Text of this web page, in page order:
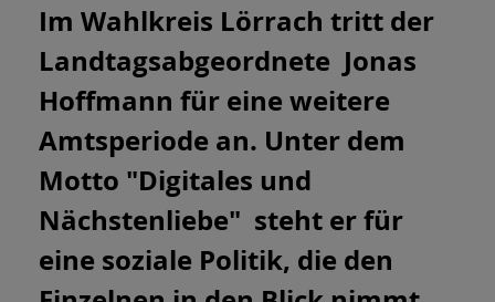
Im Wahlkreis Lörrach tritt der
Landtagsabgeordnete Jonas
Hoffmann für eine weitere
Amtsperiode an. Unter dem
Motto "Digitales und
Nächstenliebe" steht er für
eine soziale Politik, die den